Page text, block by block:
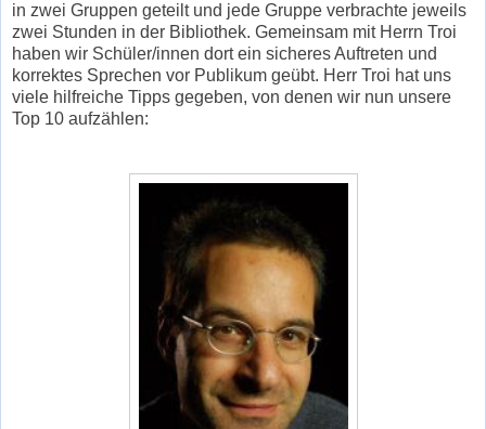
in zwei Gruppen geteilt und jede Gruppe verbrachte jeweils
zwei Stunden in der Bibliothek. Gemeinsam mit Herrn Troi
haben wir Schüler/innen dort ein sicheresAuftreten und
korrektes Sprechen vor Publikum geübt. Herr Troi hat uns
viele hilfreiche Tipps gegeben, von denen wir nun unsere
Top 10 aufzählen: